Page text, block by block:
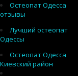
Остеопат Одесса
отзывы
Лучший остеопат
Одессы
Остеопат Одесса
Киевский район